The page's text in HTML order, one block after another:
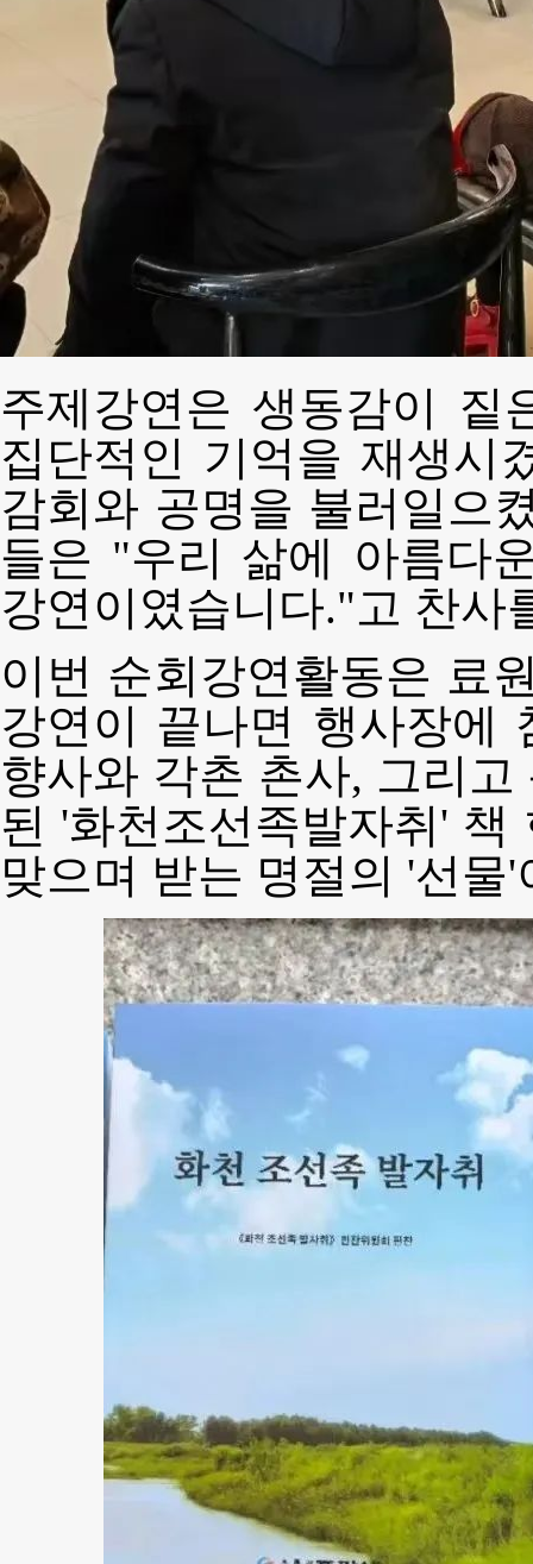
주제강연은 생동감이 짙
집단적인 기억을 재생시
감회와 공명을 불러일으
들은 "우리 삶에 아름다
강연이였습니다."고 찬사
이번 순회강연활동은 료
강연이 끝나면 행사장에
향사와 각촌 촌사, 그리
된 '화천조선족발자취' 책
맞으며 받는 명절의 '선